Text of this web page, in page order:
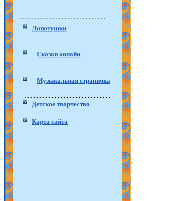
Лопотушки
Сказки онлайн
Музыкальная страничка
Детское творчество
Карта сайта